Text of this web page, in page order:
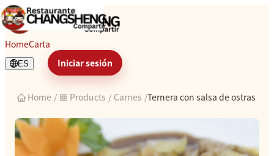
Ternera con salsa de ostras
HomeCarta
ES Iniciar sesión
Home / Products / Carnes /Ternera con salsa de ostras